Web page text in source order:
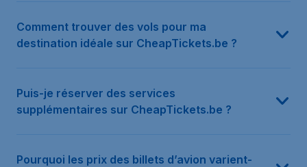
Comment trouver des vols pour ma
destination idéale sur CheapTickets.be ?
Puis-je réserver des services
supplémentaires sur CheapTickets.be ?
Pourquoi les prix des billets d’avion varient-